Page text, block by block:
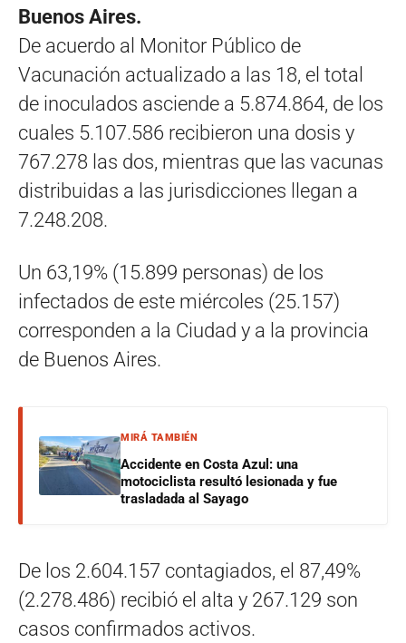
Buenos Aires.
De acuerdo al Monitor Público de
Vacunación actualizado a las 18, el total
de inoculados asciende a 5.874.864, de los
cuales 5.107.586 recibieron una dosis y
767.278 las dos, mientras que las vacunas
distribuidas a las jurisdicciones llegan a
7.248.208.
Un 63,19% (15.899 personas) de los
infectados de este miércoles (25.157)
corresponden a la Ciudad y a la provincia
de Buenos Aires.
MIRÁ TAMBIÉN
Accidente en Costa Azul: una
motociclista resultó lesionada y fue
trasladada al Sayago
De los 2.604.157 contagiados, el 87,49%
(2.278.486) recibió el alta y 267.129 son
casos confirmados activos.